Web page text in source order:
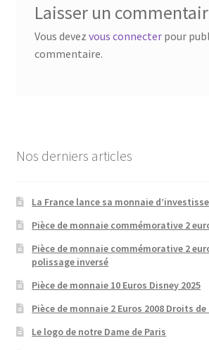
Laisser un
Vous devez vous connecterpour
commentaire.
Nos derniers articles
La France lance sa monnaie
Pièce de monnaie commémorative 2
Pièce de monnaie commémorative 2
polissage inversé
Pièce de monnaie 10 Euros Disney 2025
Pièce de monnaie 2 Euros 2008 Droits
Le logo de notre Dame de Paris